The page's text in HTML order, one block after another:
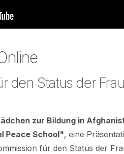
den Status der Frau
zur Bildung in
Peace School", eine
für den Status der